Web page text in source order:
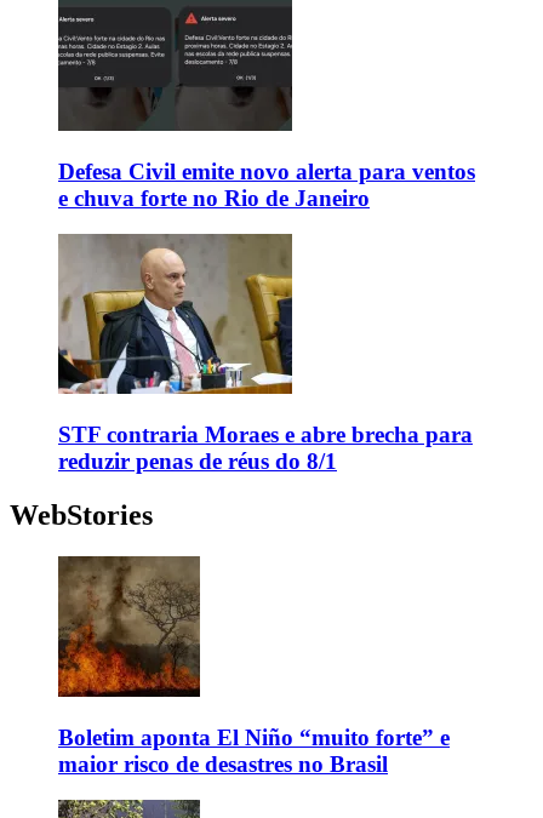
Defesa Civil emite novo alerta para ventos
e chuva forte no Rio de Janeiro
STF contraria Moraes e abre brecha para
reduzir penas de réus do 8/1
WebStories
Boletim aponta El Niño “muito forte” e
maior risco de desastres no Brasil